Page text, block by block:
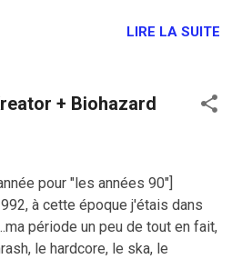
les cinq grandes années de
LIRE LA SUITE
+ Biohazard
pour "les années 90"]
à cette époque j'étais dans
période un peu de tout en fait,
le hardcore, le ska, le